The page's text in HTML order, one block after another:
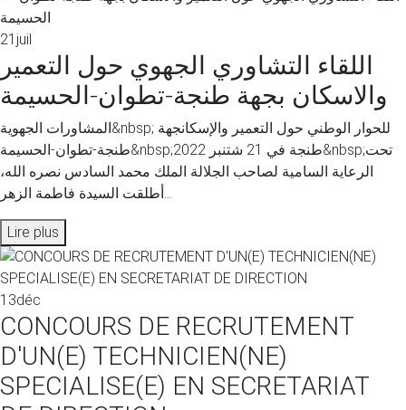
21 juil
اللقاء التشاوري الجهوي حول التعمير
والاسكان بجهة طنجة-تطوان-الحسيمة
المشاورات الجهوية&nbsp; للحوار الوطني حول التعمير والإسكانجهة
طنجة-تطوان-الحسيمة&nbsp;طنجة في 21 شتنبر 2022&nbsp;تحت
الرعاية السامية لصاحب الجلالة الملك محمد السادس نصره الله،
أطلقت السيدة فاطمة الزهر...
Lire plus
13déc
CONCOURS DE RECRUTEMENT
D'UN(E) TECHNICIEN(NE)
SPECIALISE(E) EN SECRETARIAT